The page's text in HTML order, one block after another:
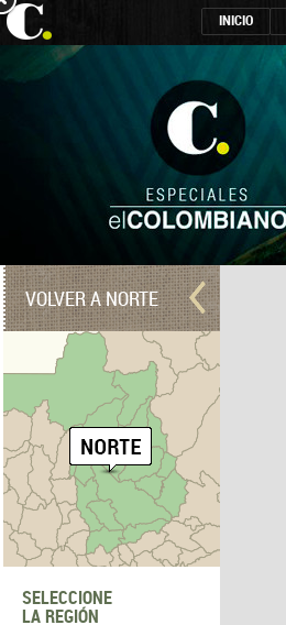
INICIO
VOLVER A NORTE
SELECCIONE
LA REGIÓN